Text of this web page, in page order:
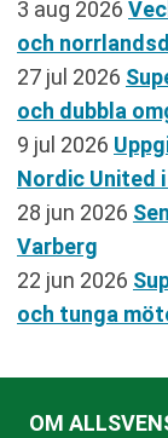
3 aug 2026
och
27 jul 2026
och dubbla
9 jul 2026
Nordic United
28 jun 2026
Varberg
22 jun 2026
och tunga
OM